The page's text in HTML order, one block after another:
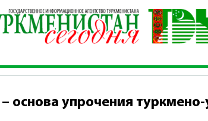
Добрососедство – основа упрочения
основа упрочения